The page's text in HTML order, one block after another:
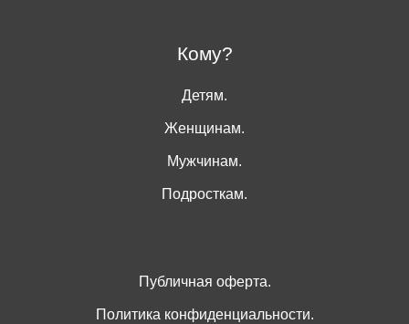
Кому?
Детям.
Женщинам.
Мужчинам.
Подросткам.
Публичная оферта.
Политика конфиденциальности.